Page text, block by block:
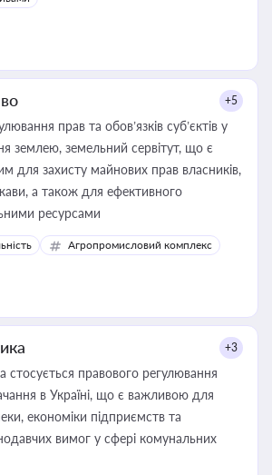
+5
прав та обов’язків суб’єктів у
землею, земельний сервітут, що є
для захисту майнових прав власників,
а також для ефективного
ресурсами
Агропромисловий комплекс
+3
стосується правового регулювання
в Україні, що є важливою для
економіки підприємств та
вимог у сфері комунальних